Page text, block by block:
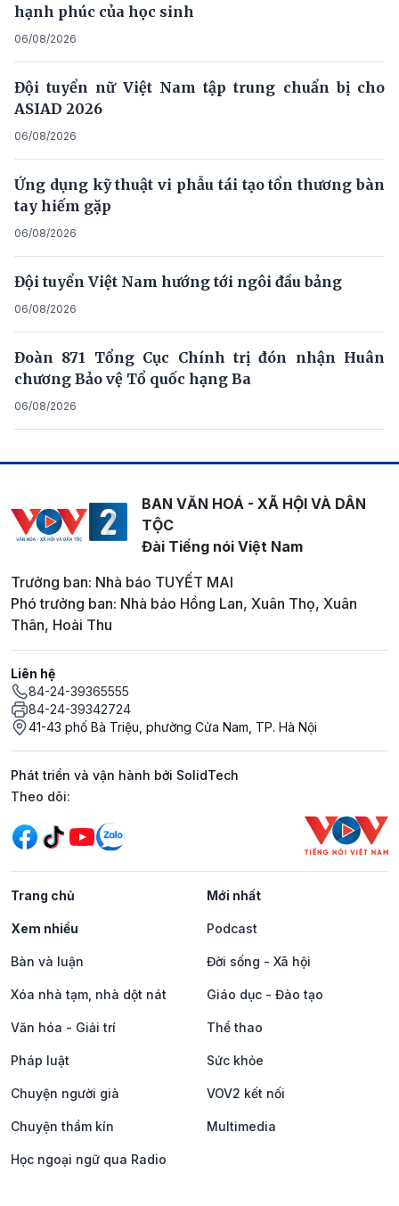
hạnh phúc của học sinh
06/08/2026
Đội tuyển nữ Việt Nam tập trung chuẩn bị cho
ASIAD 2026
06/08/2026
Ứng dụng kỹ thuật vi phẫu tái tạo tổn thương bàn
tay hiếm gặp
06/08/2026
Đội tuyển Việt Nam hướng tới ngôi đầu bảng
06/08/2026
Đoàn 871 Tổng Cục Chính trị đón nhận Huân
chương Bảo vệ Tổ quốc hạng Ba
06/08/2026
BAN VĂN HOÁ - XÃ HỘI VÀ DÂN
TỘC
Đài Tiếng nói Việt Nam
Trưởng ban: Nhà báo TUYẾT MAI
Phó trưởng ban: Nhà báo Hồng Lan, Xuân Thọ, Xuân
Thân, Hoài Thu
Liên hệ
84-24-39365555
84-24-39342724
41-43 phố Bà Triệu, phường Cửa Nam, TP. Hà Nội
Phát triển và vận hành bởi SolidTech
Mạng xã hội
Theo dõi:
Trang chủ Mới nhất
Xem nhiều Podcast
Bàn và luận Đời sống - Xã hội
Xóa nhà tạm, nhà dột nát Giáo dục - Đào tạo
Văn hóa - Giải trí Thể thao
Pháp luật Sức khỏe
Chuyện người già VOV2 kết nối
Chuyện thầm kín Multimedia
Học ngoại ngữ qua Radio